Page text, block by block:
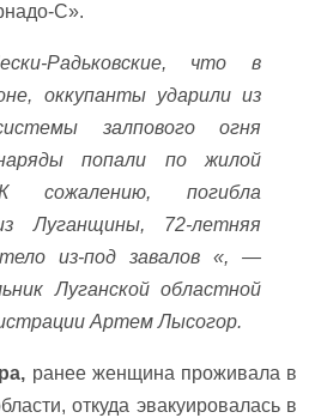
С».
Радьковские, что в
оккупанты ударили из
залпового огня
попали по жилой
сожалению, погибла
Луганщины, 72-летняя
из-под завалов «, —
Луганской областной
Артем Лысогор.
ранее женщина проживала в
откуда эвакуировалась в